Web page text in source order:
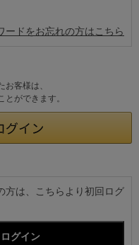
ードをお忘れの方はこちら
客様は、
ができます。
方は、こちらより初回ログ